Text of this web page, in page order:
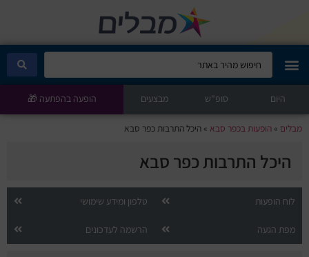
מבלים קלאב
הופעות היום
סטנדאפ
הצגות ילדים
הופעות חיות
היום סופ"ש מבצעים הופעה בהפתעה 🎁
מבלים »הופעות בכפר סבא »היכל התרבות כפר סבא
היכל התרבות כפר סבא
לוח הופעות טלפון ומידע שימושי
מפת הגעה הרשמה לעדכונים